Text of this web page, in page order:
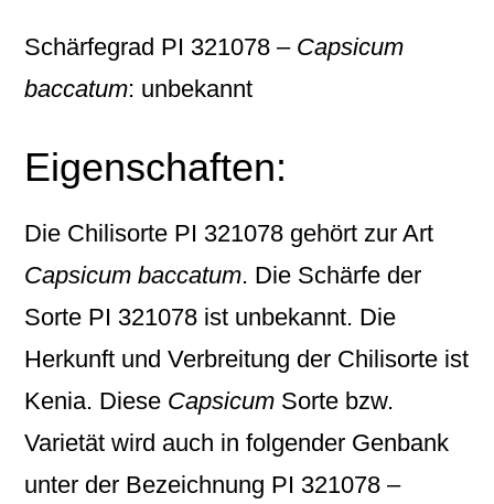
Schärfegrad PI 321078 – Capsicum
baccatum: unbekannt
Eigenschaften:
Die Chilisorte PI 321078 gehört zur Art
Capsicum baccatum. Die Schärfe der
Sorte PI 321078 ist unbekannt. Die
Herkunft und Verbreitung der Chilisorte ist
Kenia. Diese Capsicum Sorte bzw.
Varietät wird auch in folgender Genbank
unter der Bezeichnung PI 321078 –